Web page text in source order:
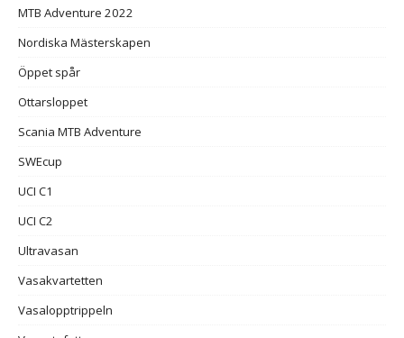
MTB Adventure 2022
Nordiska Mästerskapen
Öppet spår
Ottarsloppet
Scania MTB Adventure
SWEcup
UCI C1
UCI C2
Ultravasan
Vasakvartetten
Vasalopptrippeln